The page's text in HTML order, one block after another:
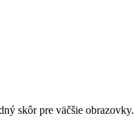
skôr pre väčšie obrazovky.